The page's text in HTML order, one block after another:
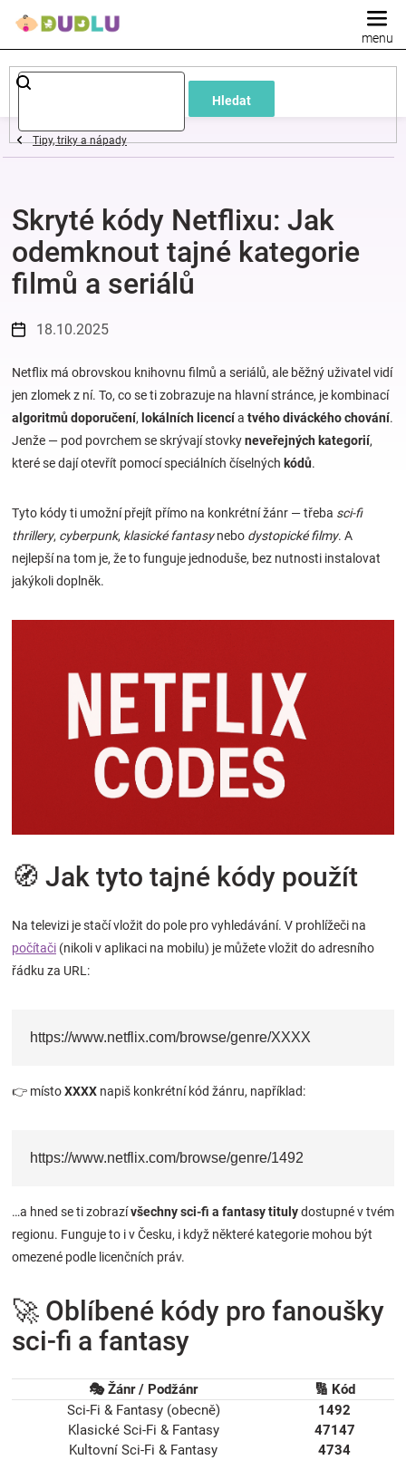
Hledat
Dětské
a
oblečení
Pokojíček
výbava
zábava
pro
Těhotenské
Značky
Blog
Hračkářství
Přihlášení
Tipy, triky a nápady
Skryté kódy Netflixu: Jak
odemknout tajné kategorie
filmů a seriálů
18.10.2025
Netflix má obrovskou knihovnu filmů a seriálů, ale běžný uživatel vidí
jen zlomek z ní. To, co se ti zobrazuje na hlavní stránce, je kombinací
algoritmů doporučení, lokálních licencía tvého diváckého chování.
Jenže — pod povrchem se skrývají stovkyneveřejných kategorií,
které se dají otevřít pomocí speciálních číselných kódů.
Tyto kódy ti umožní přejít přímo na konkrétní žánr — třeba sci-fi
thrillery, cyberpunk, klasické fantasynebo dystopické filmy. A
nejlepší na tom je, že to funguje jednoduše, bez nutnosti instalovat
jakýkoli doplněk.
🧭 Jak tyto tajné kódy použít
Na televizi je stačí vložit do pole pro vyhledávání. V prohlížeči na
počítači (nikoli v aplikaci na mobilu) je můžete vložit do adresního
řádku za URL:
https://www.netflix.com/browse/genre/XXXX
👉 místoXXXX napiš konkrétní kód žánru, například:
https://www.netflix.com/browse/genre/1492
…a hned se ti zobrazívšechny sci-fi a fantasy titulydostupné v tvém
regionu. Funguje to i v Česku, i když některé kategorie mohou být
omezené podle licenčních práv.
🚀 Oblíbené kódy pro fanoušky
sci-fi a fantasy
🎭 Žánr / Podžánr
🔢 Kód
Sci-Fi & Fantasy (obecně)
1492
Klasické Sci-Fi & Fantasy
47147
Kultovní Sci-Fi & Fantasy
4734